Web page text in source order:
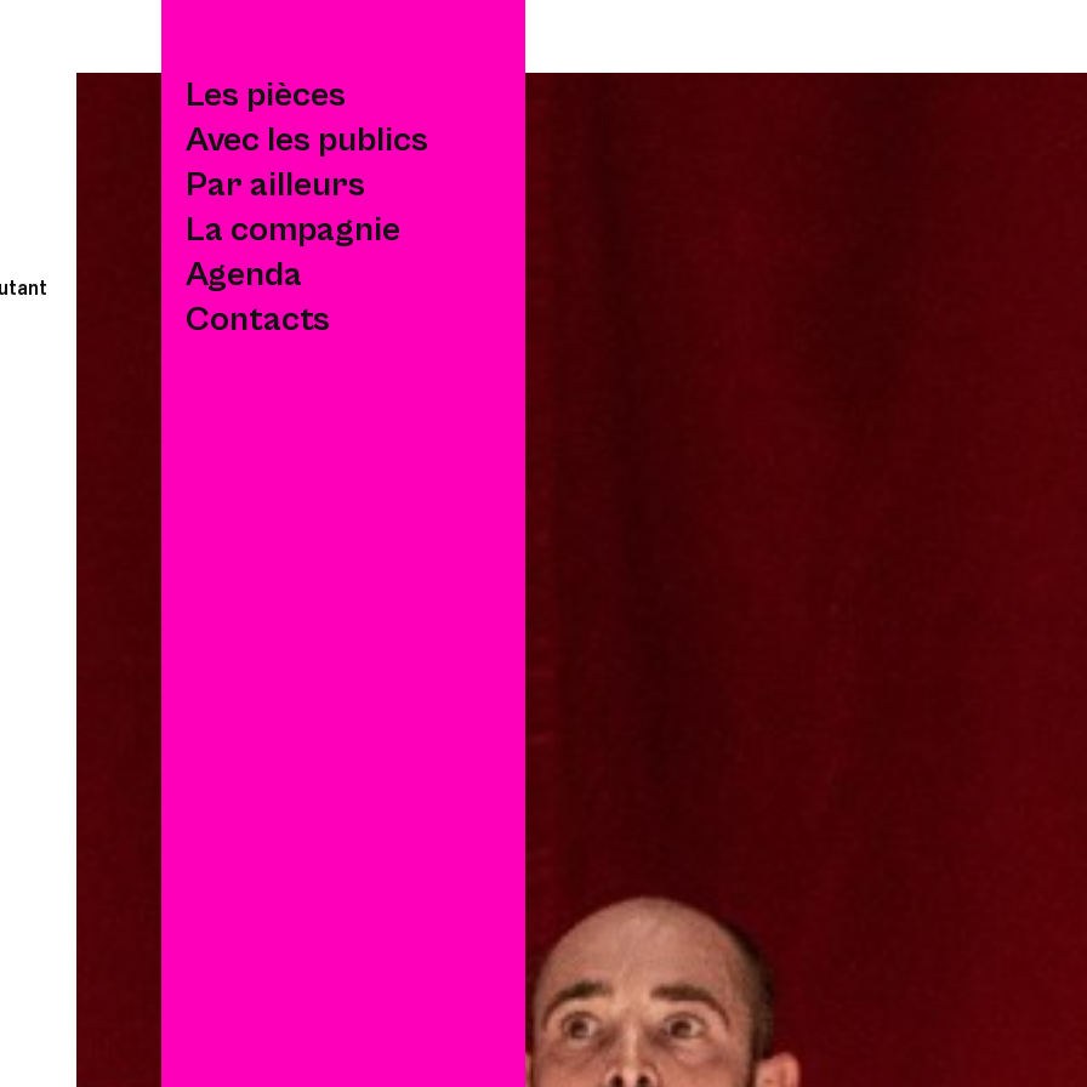
Les pièces
Avec les publics
Par ailleurs
La compagnie
Agenda
Contacts